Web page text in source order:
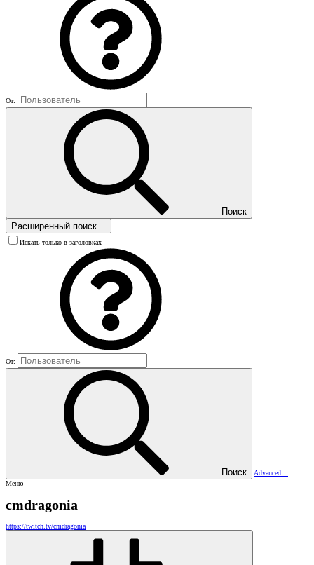
От:
Поиск
Расширенный поиск…
Искать только в заголовках
От:
Поиск
Advanced…
Меню
cmdragonia
https://twitch.tv/cmdragonia